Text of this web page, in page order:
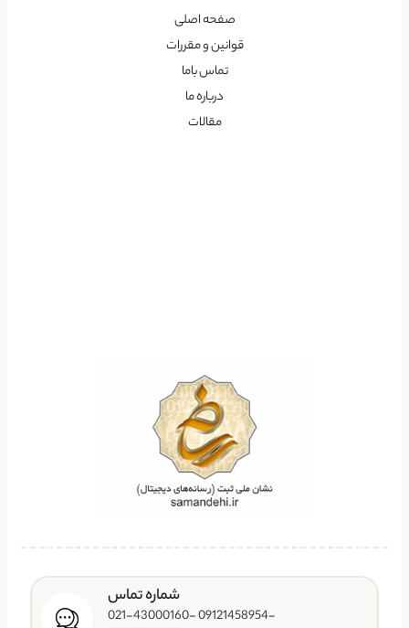
صفحه اصلی
قوانین و مقررات
تماس باما
درباره ما
مقالات
شماره تماس
-09121458954 -021-43000160